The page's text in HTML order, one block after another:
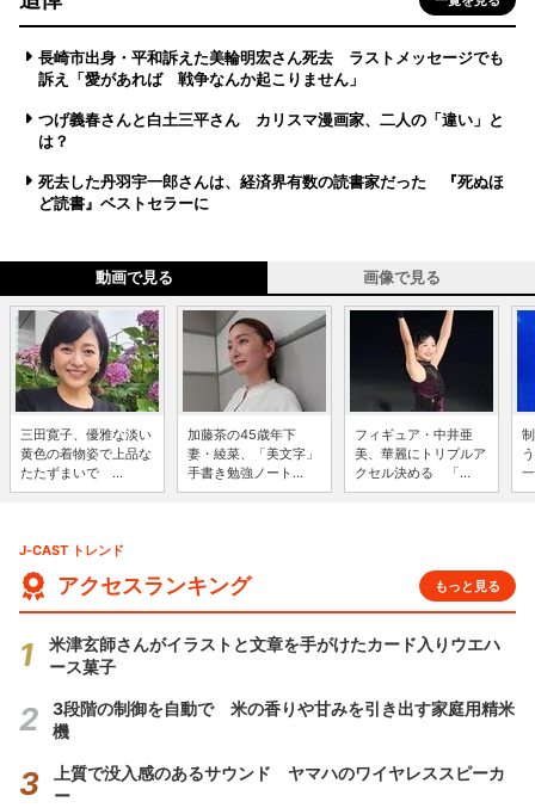
長崎市出身・平和訴えた美輪明宏さん死去 ラストメッセージでも
訴え「愛があれば 戦争なんか起こりません」
つげ義春さんと白土三平さん カリスマ漫画家、二人の「違い」と
は？
死去した丹羽宇一郎さんは、経済界有数の読書家だった 『死ぬほ
ど読書』ベストセラーに
動画で見る 画像で見る
三田寛子、優雅な淡い
黄色の着物姿で上品な
たたずまいで ...
加藤茶の45歳年下
妻・綾菜、「美文字」
手書き勉強ノート...
フィギュア・中井亜
美、華麗にトリプルア
クセル決める 「...
J-CAST トレンド
アクセスランキング もっと見る
米津玄師さんがイラストと文章を手がけたカード入りウエハ
ース菓子
3段階の制御を自動で 米の香りや甘みを引き出す家庭用精米
機
上質で没入感のあるサウンド ヤマハのワイヤレススピーカ
ー